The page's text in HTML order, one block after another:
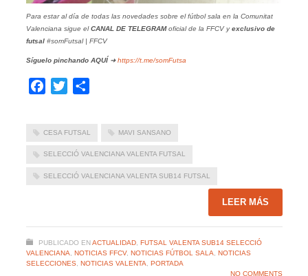
Para estar al día de todas las novedades sobre el fútbol sala en la Comunitat
Valenciana sigue elCANAL DE TELEGRAMoficial de la FFCV yexclusivo de
futsal#somFutsal | FFCV
Síguelo pinchando AQUÍ➜https://t.me/somFutsa
Facebook
Twitter
CESA FUTSAL MAVI SANSANO
SELECCIÓ VALENCIANA VALENTA FUTSAL
SELECCIÓ VALENCIANA VALENTA SUB14 FUTSAL
LEER MÁS
PUBLICADO EN ACTUALIDAD, FUTSAL VALENTA SUB14 SELECCIÓ
VALENCIANA
NOTICIAS FFCV, NOTICIAS FÚTBOL SALA
NOTICIAS
SELECCIONES, NOTICIAS VALENTA
PORTADA
NO COMMENTS